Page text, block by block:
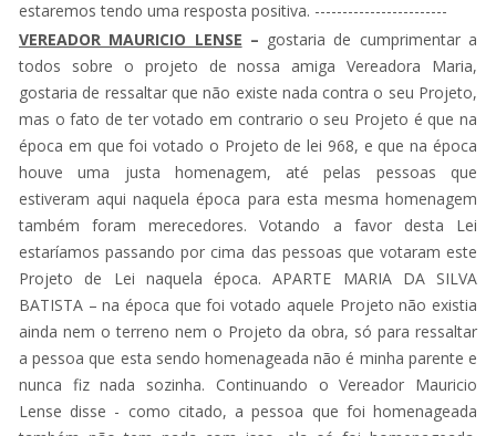
estaremos tendo uma resposta positiva. ------------------------
VEREADOR MAURICIO LENSE – gostaria de cumprimentar a
todos sobre o projeto de nossa amiga Vereadora Maria,
gostaria de ressaltar que não existe nada contra o seu Projeto,
mas o fato de ter votado em contrario o seu Projeto é que na
época em que foi votado o Projeto de lei 968, e que na época
houve uma justa homenagem, até pelas pessoas que
estiveram aqui naquela época para esta mesma homenagem
também foram merecedores. Votando a favor desta Lei
estaríamos passando por cima das pessoas que votaram este
Projeto de Lei naquela época. APARTE MARIA DA SILVA
BATISTA – na época que foi votado aquele Projeto não existia
ainda nem o terreno nem o Projeto da obra, só para ressaltar
a pessoa que esta sendo homenageada não é minha parente e
nunca fiz nada sozinha. Continuando o Vereador Mauricio
Lense disse - como citado, a pessoa que foi homenageada